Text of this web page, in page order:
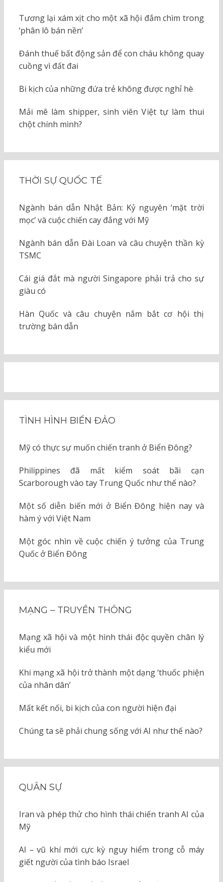
Tương lại xám xịt cho một xã hội đắm chìm trong
‘phân lô bán nền’
Đánh thuế bất động sản để con cháu không quay
cuồng vì đất đai
Bi kịch của những đứa trẻ không được nghỉ hè
Mải mê làm shipper, sinh viên Việt tự làm thui
chột chính mình?
THỜI SỰ QUỐC TẾ
Ngành bán dẫn Nhật Bản: Kỷ nguyên ‘mặt trời
mọc’ và cuộc chiến cay đắng với Mỹ
Ngành bán dẫn Đài Loan và câu chuyện thần kỳ
TSMC
Cái giá đắt mà người Singapore phải trả cho sự
giàu có
Hàn Quốc và câu chuyện nắm bắt cơ hội thị
trường bán dẫn
TÌNH HÌNH BIỂN ĐẢO
Mỹ có thực sự muốn chiến tranh ở Biển Đông?
Philippines đã mất kiểm soát bãi cạn
Scarborough vào tay Trung Quốc như thế nào?
Một số diễn biến mới ở Biển Đông hiện nay và
hàm ý với Việt Nam
Một góc nhìn về cuộc chiến ý tưởng của Trung
Quốc ở Biển Đông
MẠNG – TRUYỀN THÔNG
Mạng xã hội và một hình thái độc quyền chân lý
kiểu mới
Khi mạng xã hội trở thành một dạng ‘thuốc phiện
của nhân dân’
Mất kết nối, bi kịch của con người hiện đại
Chúng ta sẽ phải chung sống với AI như thế nào?
QUÂN SỰ
Iran và phép thử cho hình thái chiến tranh AI của
Mỹ
AI – vũ khí mới cực kỳ nguy hiểm trong cỗ máy
giết người của tình báo Israel